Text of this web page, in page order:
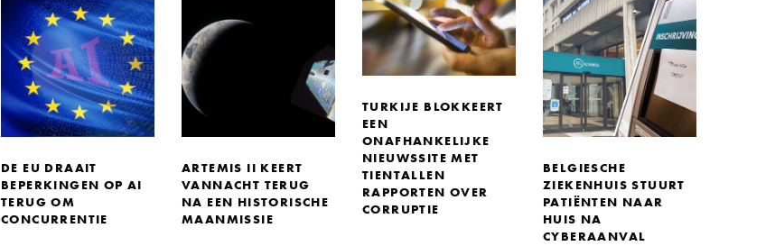
DE EU DRAAIT
BEPERKINGEN OP AI
TERUG OM
CONCURRENTIE
ARTEMIS II KEERT
VANNACHT TERUG
NA EEN HISTORISCHE
MAANMISSIE
TURKIJE BLOKKEERT
EEN
ONAFHANKELIJKE
NIEUWSSITE MET
TIENTALLEN
RAPPORTEN OVER
CORRUPTIE
BELGIESCHE
ZIEKENHUIS STUURT
PATIËNTEN NAAR
HUIS NA
CYBERAANVAL